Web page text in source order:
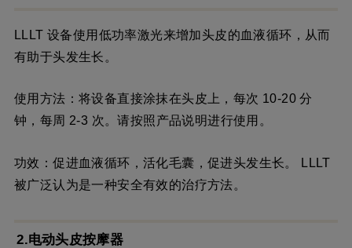
LLLT 设备使用低功率激光来增加头皮的血液循环，从而
有助于头发生长。
使用方法：将设备直接涂抹在头皮上，每次 10-20 分
钟，每周 2-3 次。请按照产品说明进行使用。
功效：促进血液循环，活化毛囊，促进头发生长。 LLLT
被广泛认为是一种安全有效的治疗方法。
2.电动头皮按摩器